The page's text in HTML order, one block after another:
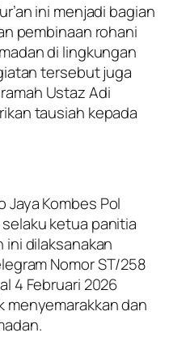
ini menjadi bagian
pembinaan rohani
di lingkungan
tersebut juga
Ustaz Adi
tausiah kepada
Jaya Kombes Pol
ketua panitia
dilaksanakan
Nomor ST/258
4 Februari 2026
dan